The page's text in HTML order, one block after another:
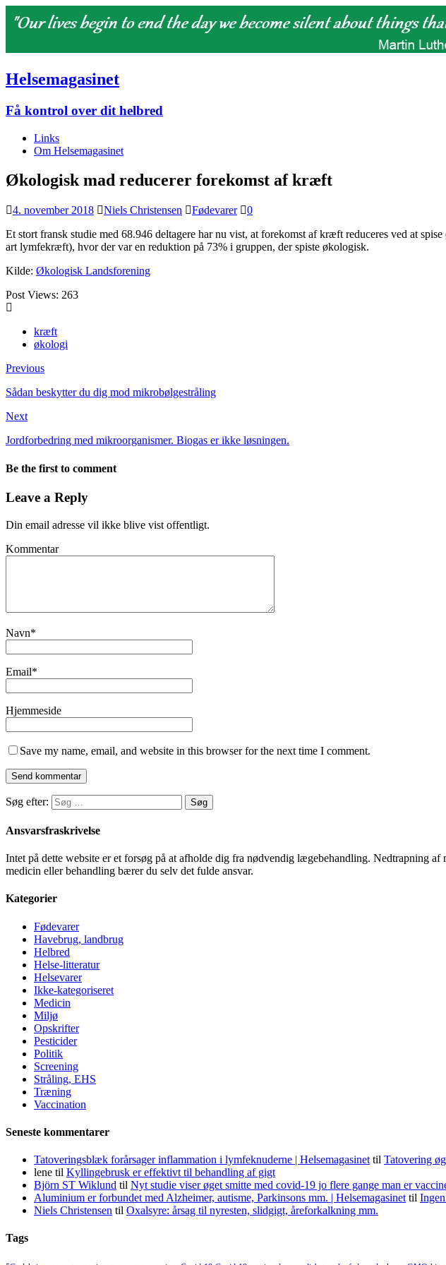
Helsemagasinet
Få kontrol over dit helbred
Links
Om Helsemagasinet
Økologisk mad reducerer forekomst af kræft
4. november 2018 Niels Christensen Fødevarer
0
Et stort fransk studie med 68.946 deltagere har nu vist, at forekomst af kræft reduceres ved at
art lymfekræft), hvor der var en reduktion på 73% i gruppen, der spiste økologisk.
Kilde: Økologisk Landsforening
Post Views: 263
kræft
økologi
Previous
Sådan beskytter du dig mod mikrobølgestråling
Next
Jordforbedring med mikroorganismer. Biogas er ikke løsningen.
Be the first to comment
Leave a Reply
Din email adresse vil ikke blive vist offentligt.
Kommentar
Navn*
Email*
Hjemmeside
Save my name, email, and website in this browser for the next time I comment.
Søg efter:
Ansvarsfraskrivelse
Intet på dette website er et forsøg på at afholde dig fra nødvendig lægebehandling. Nedtrapning
medicin eller behandling bærer du selv det fulde ansvar.
Kategorier
Fødevarer
Havebrug, landbrug
Helbred
Helse-litteratur
Helsevarer
Ikke-kategoriseret
Medicin
Miljø
Opskrifter
Pesticider
Politik
Screening
Stråling, EHS
Træning
Vaccination
Seneste kommentarer
Tatoveringsblæk forårsager inflammation i lymfeknuderne | Helsemagasinet til Tatovering
lene til Kyllingebrusk er effektivt til behandling af gigt
Björn ST Wiklund til Nyt studie viser øget smitte med covid-19 jo flere gange man er
Aluminium er forbundet med Alzheimer, autisme, Parkinsons mm. | Helsemagasinet til
Niels Christensen til Oxalsyre: årsag til nyresten, slidgigt, åreforkalkning mm.
Tags